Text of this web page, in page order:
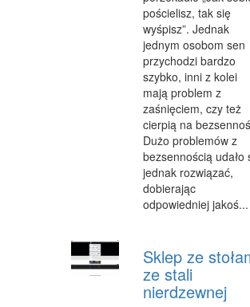
ADWOKACI, PORADY
SPRZĄTANIE,
SERWIS
OPIEKA
INNE USŁUGI
KURIER, PRZESYŁKI
WYCIECZKI
PODRÓŻE
ZDROWIE
pościelisz, tak się
wyśpisz”. Jednak
jednym osobom sen
przychodzi bardzo
szybko, inni z kolei
mają problem z
zaśnięciem, czy też
cierpią na
Dużo problemów z
bezsennością udało
jednak rozwiązać,
dobierając
odpowiedniej jakoś...
Sklep ze
ze stali
nierdzewnej